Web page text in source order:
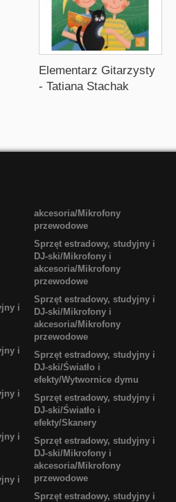
Elementarz Gitarzysty
- Tatiana Stachak
i
i
i
i
i
akcesoria/Mikrofony
przewodowe
Sprzęt estradowy, studyjny i
DJ-ski/Mikrofony i
akcesoria/Mikrofony
przewodowe
Sprzęt estradowy, studyjny i
DJ-ski/Mikrofony i
akcesoria/Mikrofony
przewodowe
Sprzęt estradowy, studyjny i
DJ-ski/Światło i
efekty/Wytwornice dymu
Sprzęt estradowy, studyjny i
DJ-ski/Światło i
efekty/Skanery
Sprzęt estradowy, studyjny i
DJ-ski/Mikrofony i
akcesoria/Mikrofony
przewodowe
Sprzęt estradowy, studyjny i